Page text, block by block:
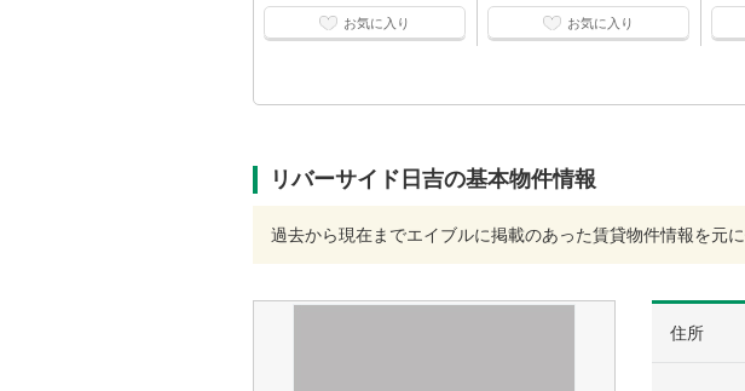
お気に入り お気に入り
リバーサイド日吉の基本物件情報
過去から現在までエイブルに掲載のあった賃貸物件情報を元
住所